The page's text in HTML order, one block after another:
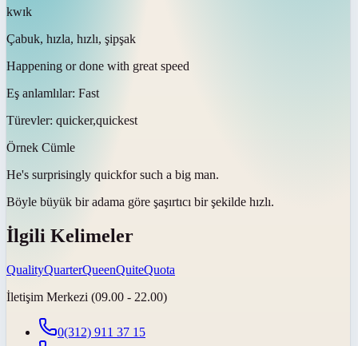
kwɪk
Çabuk, hızla, hızlı, şipşak
Happening or done with great speed
Eş anlamlılar: Fast
Türevler: quicker,quickest
Örnek Cümle
He's surprisingly quickfor such a big man.
Böyle büyük bir adama göre şaşırtıcı bir şekilde hızlı.
İlgili Kelimeler
QualityQuarterQueenQuiteQuota
İletişim Merkezi (09.00 - 22.00)
0(312) 911 37 15